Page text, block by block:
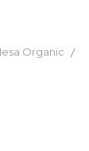
Organic